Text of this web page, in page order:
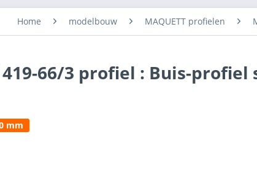
Home modelbouw MAQUETT profielen
419-66/3 profiel : Buis-
mm